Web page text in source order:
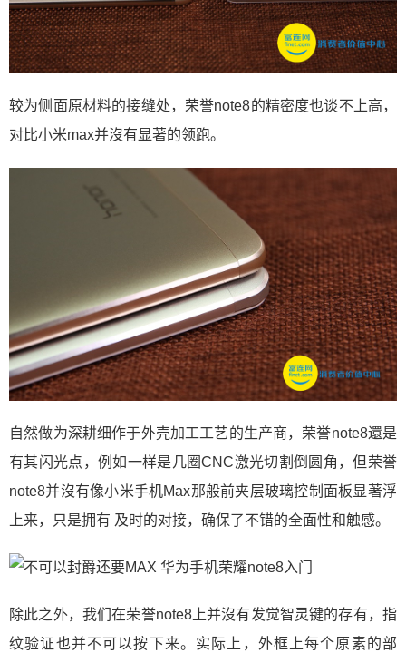
较为侧面原材料的接缝处，荣誉note8的精密度也谈不上高，
对比小米max并沒有显著的领跑。
自然做为深耕细作于外壳加工工艺的生产商，荣誉note8還是
有其闪光点，例如一样是几圈CNC激光切割倒圆角，但荣誉
note8并沒有像小米手机Max那般前夹层玻璃控制面板显著浮
上来，只是拥有 及时的对接，确保了不错的全面性和触感。
除此之外，我们在荣誉note8上并沒有发觉智灵键的存有，指
纹验证也并不可以按下来。实际上，外框上每个原素的部